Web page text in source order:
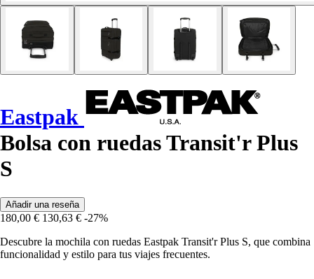
Eastpak
Bolsa con ruedas Transit'r Plus
S
Añadir una reseña
180,00 € 130,63 € -27%
Descubre la mochila con ruedas Eastpak Transit'r Plus S, que combina
funcionalidad y estilo para tus viajes frecuentes.